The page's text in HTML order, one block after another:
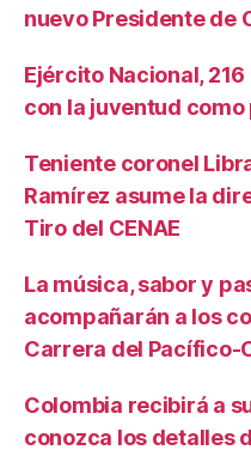
nuevo Presidente de
Ejército Nacional,
con la juventud
Teniente coronel
Ramírez asume la
Tiro del CENAE
La música, sabor y
acompañarán a los
Carrera del Pacífico-
Colombia recibirá a
conozca los detalles